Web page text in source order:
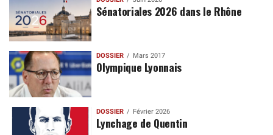
Sénatoriales 2026 dans le Rhône
DOSSIER Mars 2017
Olympique Lyonnais
DOSSIER Février 2026
Lynchage de Quentin